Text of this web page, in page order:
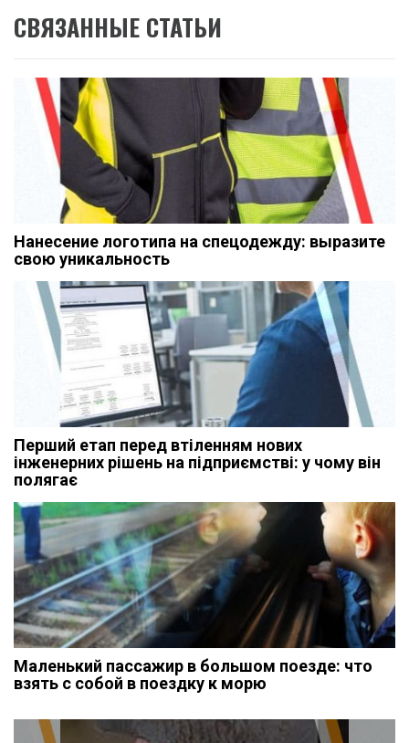
СВЯЗАННЫЕ СТАТЬИ
Нанесение логотипа на спецодежду: выразите
свою уникальность
Перший етап перед втіленням нових
інженерних рішень на підприємстві: у чому він
полягає
Маленький пассажир в большом поезде: что
взять с собой в поездку к морю